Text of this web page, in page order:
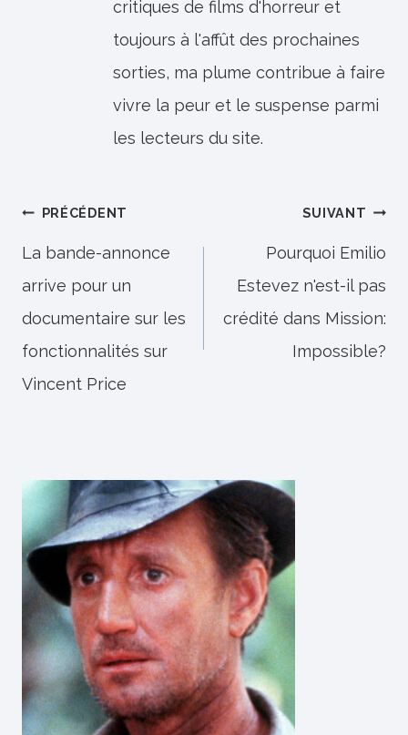
critiques de films d'horreur et
toujours à l'affût des prochaines
sorties, ma plume contribue à faire
vivre la peur et le suspense parmi
les lecteurs du site.
Navigation
de
l’article
PRÉCÉDENT
La bande-annonce
arrive pour un
documentaire sur les
fonctionnalités sur
Vincent Price
SUIVANT
Pourquoi Emilio
Estevez n'est-il pas
crédité dans Mission:
Impossible?